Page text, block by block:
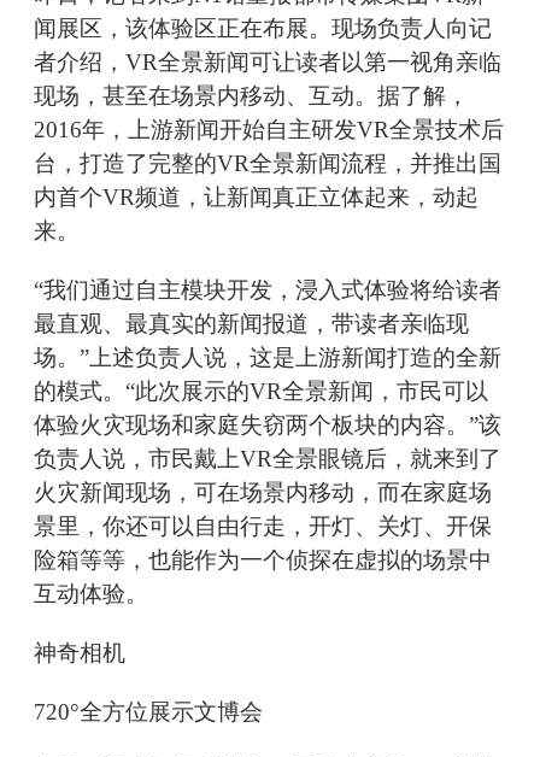
闻展区，该体验区正在布展。现场负责人向记
者介绍，VR全景新闻可让读者以第一视角亲临
现场，甚至在场景内移动、互动。据了解，
2016年，上游新闻开始自主研发VR全景技术后
台，打造了完整的VR全景新闻流程，并推出国
内首个VR频道，让新闻真正立体起来，动起
来。
“我们通过自主模块开发，浸入式体验将给读者
最直观、最真实的新闻报道，带读者亲临现
场。”上述负责人说，这是上游新闻打造的全新
的模式。“此次展示的VR全景新闻，市民可以
体验火灾现场和家庭失窃两个板块的内容。”该
负责人说，市民戴上VR全景眼镜后，就来到了
火灾新闻现场，可在场景内移动，而在家庭场
景里，你还可以自由行走，开灯、关灯、开保
险箱等等，也能作为一个侦探在虚拟的场景中
互动体验。
神奇相机
720°全方位展示文博会